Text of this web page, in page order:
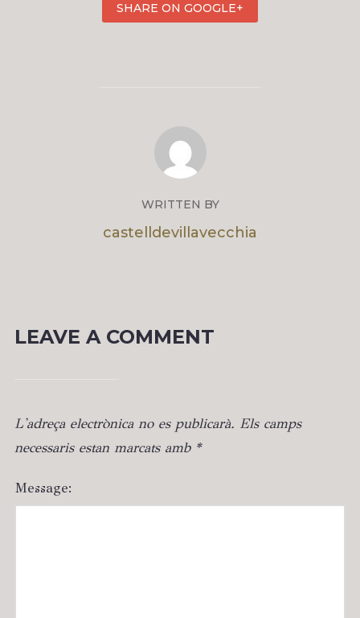
SHARE ON GOOGLE+
WRITTEN BY
castelldevillavecchia
LEAVE A COMMENT
L'adreça electrònica no es publicarà. Els camps
necessaris estan marcats amb *
Message: